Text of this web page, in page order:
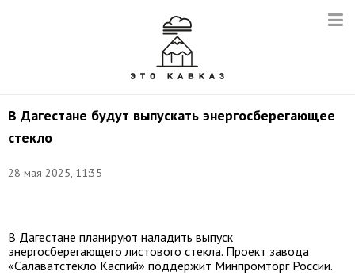
В Дагестане будут выпускать энергосберегающее
стекло
28 мая 2025, 11:35
В Дагестане планируют наладить выпуск
энергосберегающего листового стекла. Проект завода
«Салаватстекло Каспий» поддержит Минпромторг России.